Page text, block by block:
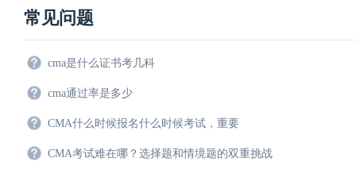
常见问题
cma是什么证书考几科
cma通过率是多少
CMA什么时候报名什么时候考试，重要
CMA考试难在哪？选择题和情境题的双重挑战